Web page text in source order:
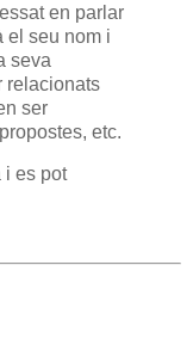
en parlar
el seu nom i
seva
relacionats
ser
etc.
i es pot